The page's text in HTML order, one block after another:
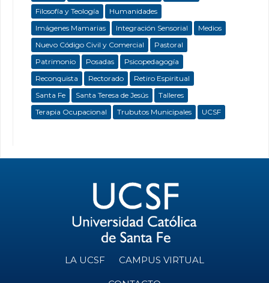
Filosofía y Teología
Humanidades
Imágenes Mamarias
Integración Sensorial
Medios
Nuevo Código Civil y Comercial
Pastoral
Patrimonio
Posadas
Psicopedagogía
Reconquista
Rectorado
Retiro Espiritual
Santa Fe
Santa Teresa de Jesús
Talleres
Terapia Ocupacional
Trubutos Municipales UCSF
LA UCSF CAMPUS VIRTUAL